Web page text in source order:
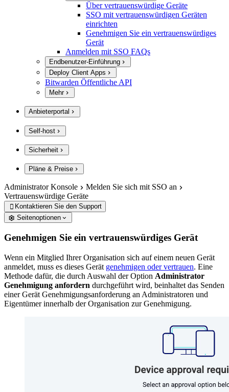
Über vertrauenswürdige Geräte
SSO mit vertrauenswürdigen Geräten
einrichten
Genehmigen Sie ein vertrauenswürdiges
Gerät
Anmelden mit SSO FAQs
Endbenutzer-Einführung
Deploy Client Apps
Bitwarden Öffentliche API
Mehr
Anbieterportal
Self-host
Sicherheit
Pläne & Preise
Administrator Konsole
Melden Sie sich mit SSO an
Vertrauenswürdige Geräte
 Kontaktieren Sie den Support
Seitenoptionen
Genehmigen Sie ein vertrauenswürdiges Gerät
Wenn ein Mitglied Ihrer Organisation sich auf einem neuen Gerät
anmeldet, muss es dieses Gerät genehmigen oder vertrauen. Eine
Methode dafür, die durch Auswahl der Option Administrator
Genehmigung anfordern durchgeführt wird, beinhaltet das Senden
einer Gerät Genehmigungsanforderung an Administratoren und
Eigentümer innerhalb der Organisation zur Genehmigung.